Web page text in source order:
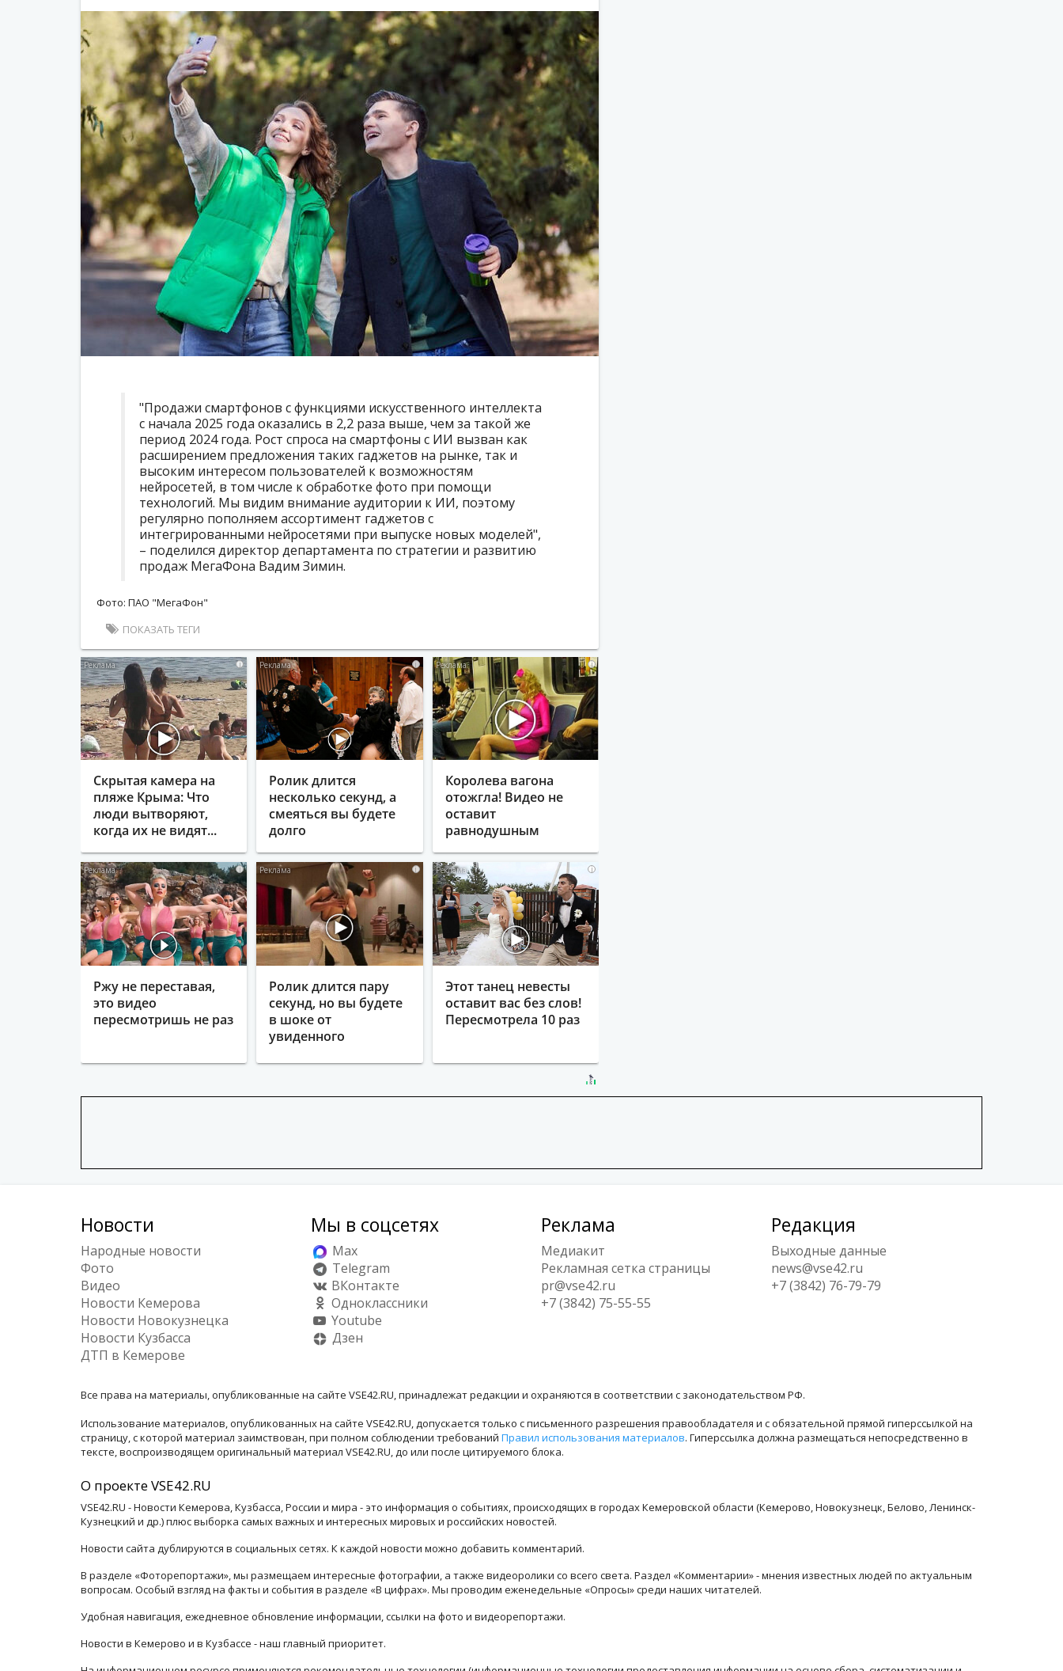
"Продажи смартфонов с функциями искусственного интеллекта
с начала 2025 года оказались в 2,2 раза выше, чем за такой же
период 2024 года. Рост спроса на смартфоны с ИИ вызван как
расширением предложения таких гаджетов на рынке, так и
высоким интересом пользователей к возможностям
нейросетей, в том числе к обработке фото при помощи
технологий. Мы видим внимание аудитории к ИИ, поэтому
регулярно пополняем ассортимент гаджетов с
интегрированными нейросетями при выпуске новых моделей",
– поделился директор департамента по стратегии и развитию
продаж МегаФона Вадим Зимин.
Фото: ПАО "МегаФон"
ПОКАЗАТЬ ТЕГИ
i
Скрытая камера на
пляже Крыма: Что
люди вытворяют,
когда их не видят...
i
Ролик длится
несколько секунд, а
смеяться вы будете
долго
i
Королева вагона
отожгла! Видео не
оставит
равнодушным
i
Ржу не переставая,
это видео
пересмотришь не раз
i
Ролик длится пару
секунд, но вы будете
в шоке от
увиденного
i
Этот танец невесты
оставит вас без слов!
Пересмотрела 10 раз
Новости
Народные новости
Фото
Видео
Новости Кемерова
Новости Новокузнецка
Новости Кузбасса
ДТП в Кемерове
Мы в соцсетях
Max
Telegram
ВКонтакте
Одноклассники
Youtube
Дзен
Реклама
Медиакит
Рекламная сетка страницы
pr@vse42.ru
+7 (3842) 75-55-55
Редакция
Выходные данные
news@vse42.ru
+7 (3842) 76-79-79
Все права на материалы, опубликованные на сайте VSE42.RU, принадлежат редакции и охраняются в соответствии с законодательством РФ.
Использование материалов, опубликованных на сайте VSE42.RU, допускается только с письменного разрешения правообладателя и с обязательной прямой гиперссылкой на
страницу, с которой материал заимствован, при полном соблюдении требований Правил использования материалов. Гиперссылка должна размещаться непосредственно в
тексте, воспроизводящем оригинальный материал VSE42.RU, до или после цитируемого блока.
О проекте VSE42.RU
VSE42.RU - Новости Кемерова, Кузбасса, России и мира - это информация о событиях, происходящих в городах Кемеровской области (Кемерово, Новокузнецк, Белово, Ленинск-
Кузнецкий и др.) плюс выборка самых важных и интересных мировых и российских новостей.
Новости сайта дублируются в социальных сетях. К каждой новости можно добавить комментарий.
В разделе «Фоторепортажи», мы размещаем интересные фотографии, а также видеоролики со всего света. Раздел «Комментарии» - мнения известных людей по актуальным
вопросам. Особый взгляд на факты и события в разделе «В цифрах». Мы проводим еженедельные «Опросы» среди наших читателей.
Удобная навигация, ежедневное обновление информации, ссылки на фото и видеорепортажи.
Новости в Кемерово и в Кузбассе - наш главный приоритет.